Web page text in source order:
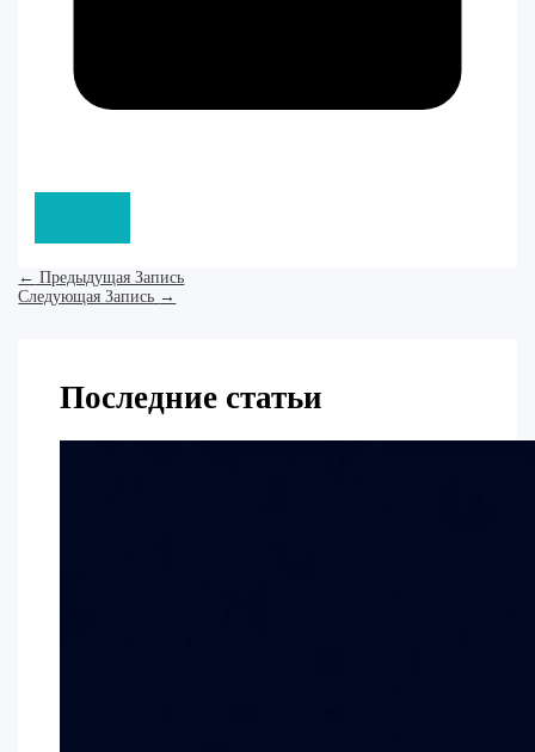
← Предыдущая Запись
Следующая Запись →
Последние статьи